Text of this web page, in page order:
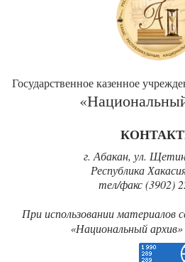
Государственное казенное
г. Абакан, ул.
Республика
тел/факс (3902)
При использовании
«‎Национальный